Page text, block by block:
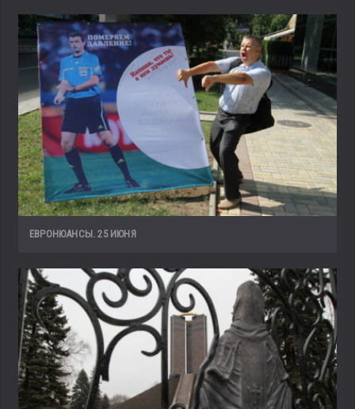
ЕВРОНЮАНСЫ. 25 ИЮНЯ